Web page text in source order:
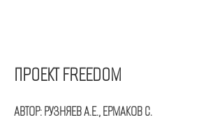
ПРОЕКТ FREEDOM
АВТОР: РУЗНЯЕВ А.Е., ЕРМАКОВ С.